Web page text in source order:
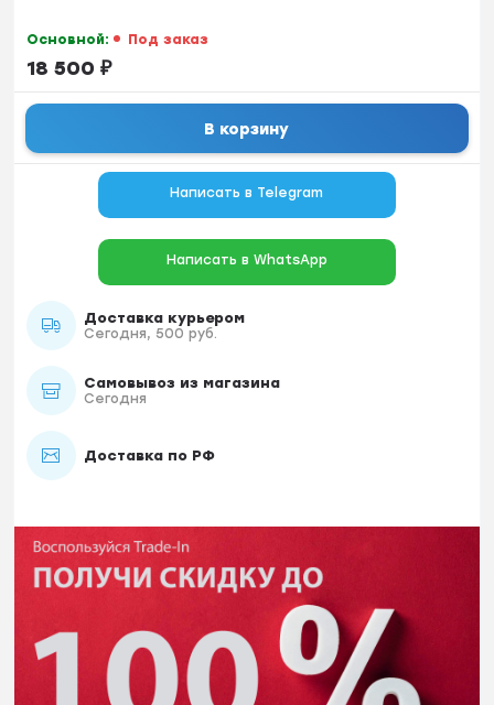
Основной: Под заказ
18 500 ₽
В корзину
Написать в Telegram
Написать в WhatsApp
Доставка курьером
Сегодня, 500 руб.
Самовывоз из магазина
Сегодня
Доставка по РФ